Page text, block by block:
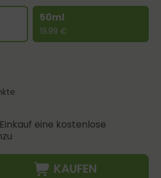
50ml
19.99 €
eine kostenlose
KAUFEN